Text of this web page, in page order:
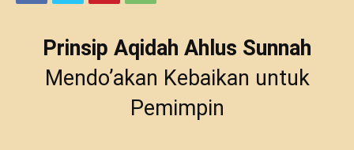
Prinsip Aqidah Ahlus Sunnah
Mendo’akan Kebaikan untuk
Pemimpin